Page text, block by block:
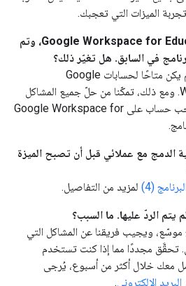
الميزات التي تعجبك.
س: لديّ حساب على Google Workspace for Education، وتم
في السابق. هل تغيّر ذلك؟
ج: نعم. عندما بدأنا البرنامج، لم يكن متاحًا لحسابات Google
Workspace for Education. ومع ذلك، تمكّنا من حلّ جميع المشاكل
القانونية، ويمكن الآن لأي صاحب حساب على Google Workspace for
الدمج مع عملائي قبل أن تصبح الميزة
(4) لمزيد من التفاصيل.
الردّ عليها. ما السبب؟
موسّع، ويجيب فريقنا عن المشاكل التي
تحقَّق مجددًا مما إذا كنت تستخدم
معك خلال أكثر من أسبوع، يُرجى
البريد الإلكتروني.